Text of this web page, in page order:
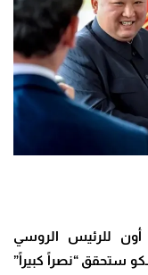
أون للرئيس الروسي
ستحقق “نصراً كبيراً”